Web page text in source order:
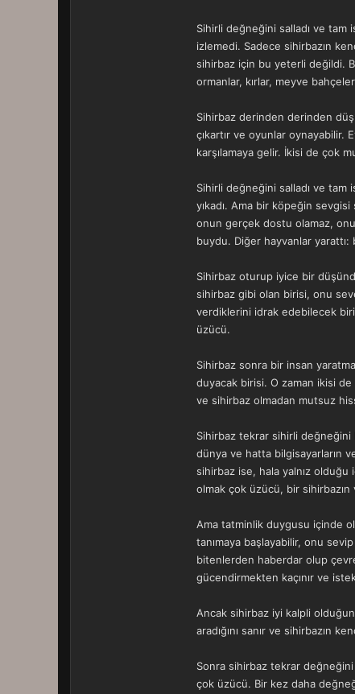
Sihirli değneğini salladı ve tam
izlemedi. Sadece sihirbazın
sihirbaz için bu yeterli değildi.
ormanlar, kırlar, meyve
Sihirbaz derinden derinden
çıkartır ve oyunlar
karşılamaya gelir. İkisi de çok
Sihirli değneğini salladı ve
yıkadı. Ama bir köpeğin
onun gerçek dostu olamaz,
buydu. Diğer hayvanlar yarattı:
Sihirbaz oturup iyice bir
sihirbaz gibi olan birisi, onu
verdiklerini idrak edebilecek
üzücü.
Sihirbaz sonra bir insan
duyacak birisi. O zaman ikisi
ve sihirbaz olmadan mutsuz
Sihirbaz tekrar sihirli değneğini
dünya ve hatta bilgisayarların
sihirbaz ise, hala yalnız
olmak çok üzücü, bir sihirbazın
Ama tatminlik duygusu içinde
tanımaya başlayabilir, onu
bitenlerden haberdar olup
gücendirmekten kaçınır ve
Ancak sihirbaz iyi kalpli
aradığını sanır ve sihirbazın
Sonra sihirbaz tekrar değneğini
çok üzücü. Bir kez daha